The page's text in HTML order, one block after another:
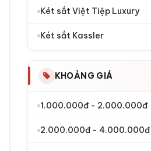
Két sắt Việt Tiệp Luxury
Két sắt Kassler
KHOẢNG GIÁ
1.000.000đ - 2.000.000đ
2.000.000đ - 4.000.000đ